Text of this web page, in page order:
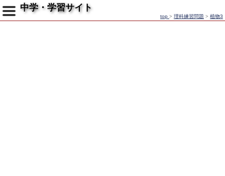
中学・学習サイト
top > 理科練習問題 > 植物3